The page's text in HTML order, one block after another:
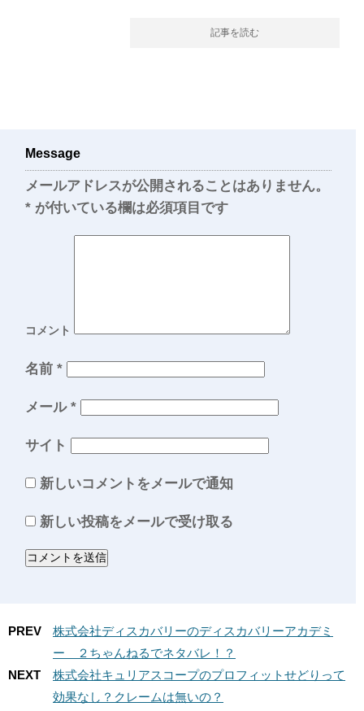
記事を読む
Message
メールアドレスが公開されることはありません。
* が付いている欄は必須項目です
コメント
名前 *
メール *
サイト
新しいコメントをメールで通知
新しい投稿をメールで受け取る
PREV
株式会社ディスカバリーのディスカバリーアカデミ
ー ２ちゃんねるでネタバレ！？
NEXT
株式会社キュリアスコープのプロフィットせどりって
効果なし？クレームは無いの？